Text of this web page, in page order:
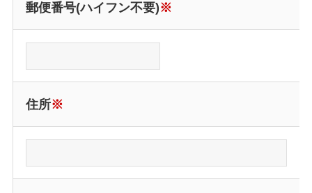
郵便番号(ハイフン不要)※
住所※